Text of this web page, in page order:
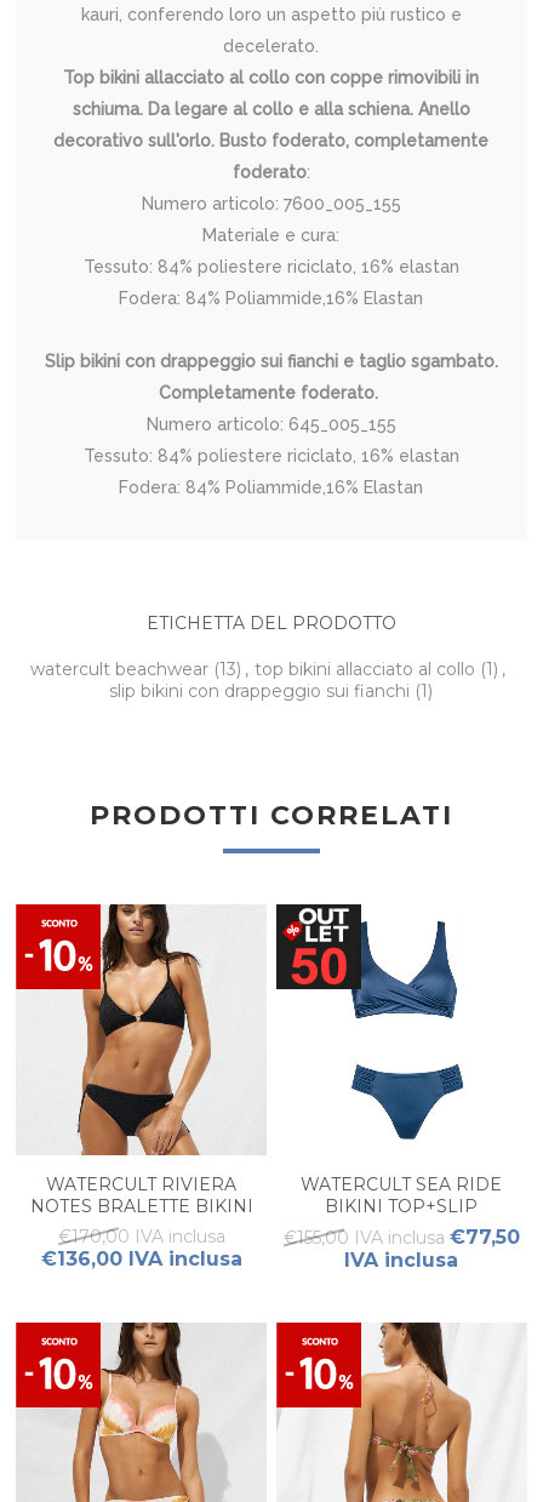
kauri, conferendo loro un aspetto più rustico e
decelerato.
Top bikini allacciato al collo con coppe rimovibili in
schiuma. Da legare al collo e alla schiena. Anello
decorativo sull'orlo. Busto foderato, completamente
foderato:
Numero articolo: 7600_005_155
Materiale e cura:
Tessuto: 84% poliestere riciclato, 16% elastan
Fodera: 84% Poliammide,16% Elastan
Slip bikini con drappeggio sui fianchi e taglio sgambato.
Completamente foderato.
Numero articolo: 645_005_155
Tessuto: 84% poliestere riciclato, 16% elastan
Fodera: 84% Poliammide,16% Elastan
ETICHETTA DEL PRODOTTO
watercult beachwear (13) , top bikini allacciato al collo (1) ,
slip bikini con drappeggio sui fianchi (1)
PRODOTTI CORRELATI
WATERCULT RIVIERA
NOTES BRALETTE BIKINI
SET
€170,00 IVA inclusa
€136,00 IVA inclusa
WATERCULT SEA RIDE
BIKINI TOP+SLIP
€155,00 IVA inclusa €77,50
IVA inclusa